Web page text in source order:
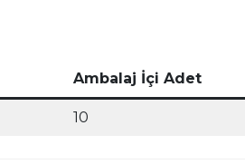
Ambalaj İçi Adet
10